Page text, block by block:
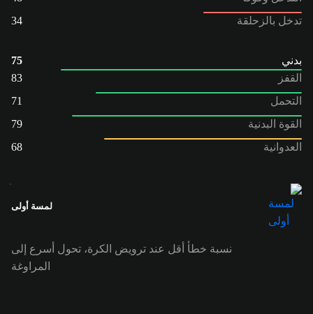
تدخل بالزحلقة
34
بدني
75
القفز
83
التحمل
71
القوة البدنية
79
العدوانية
68
لمسة أولى
نسبة خطأ أقل عند ترويض الكرة، تحول أسرع إلى
المراوغة